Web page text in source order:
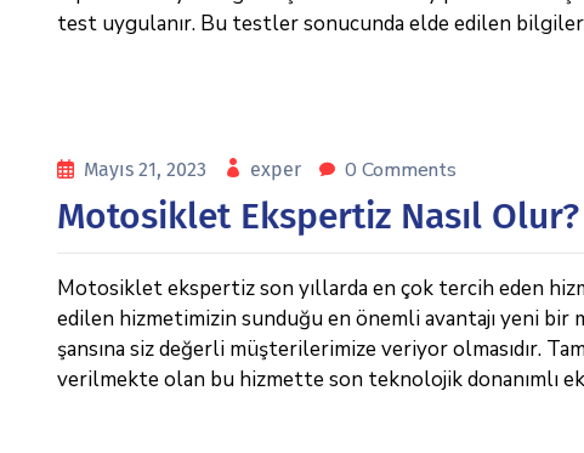
test uygulanır. Bu testler sonucunda elde edilen
Mayıs 21, 2023 exper 0 Comments
Motosiklet Ekspertiz Nasıl Olur?
Motosiklet ekspertiz son yıllarda en çok tercih eden
edilen hizmetimizin sunduğu en önemli avantajı yeni bir
şansına siz değerli müşterilerimize veriyor olmasıdır.
verilmekte olan bu hizmette son teknolojik donanımlı